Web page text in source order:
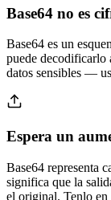
Base64 no es
Base64 es un
puede decodificarlo
datos sensibles —
Espera un
Base64 representa
significa que la
el original. Tenlo en